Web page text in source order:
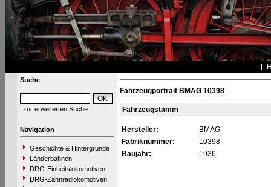
Suche
zur erweiterten Suche
Navigation
Geschichte & Hintergründe
Länderbahnen
DRG-Einheitslokomotiven
DRG-Zahnradlokomotiven
Fahrzeugportrait BMAG 10398
Fahrzeugstamm
Hersteller:
BMAG
Fabriknummer:
10398
Baujahr:
1936